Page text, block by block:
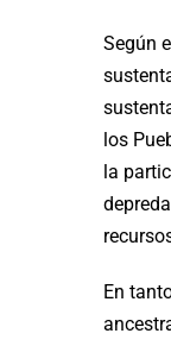
Según
los
la
En